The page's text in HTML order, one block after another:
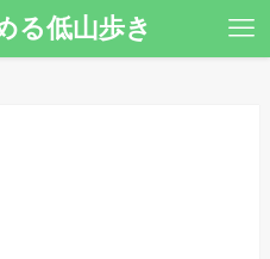
る低山歩き